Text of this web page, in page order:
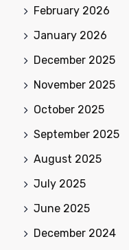
February 2026
January 2026
December 2025
November 2025
October 2025
September 2025
August 2025
July 2025
June 2025
December 2024